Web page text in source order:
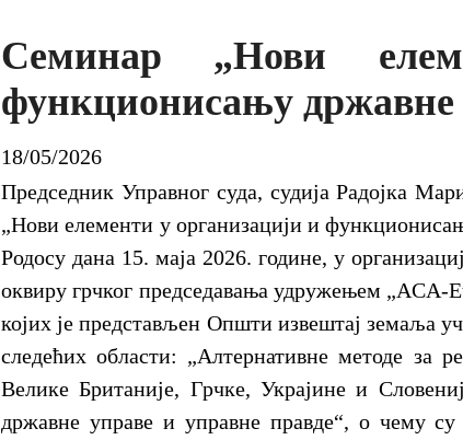
Семинар „Нови
функционисању државне
18/05/2026
Председник Управног суда, судија Радојка
„Нови елементи у организацији и
Родосу дана 15. маја 2026. године, у
оквиру грчког председавања удружењем „ACA-
којих је представљен Општи извештај земаља
следећих области: „Алтернативне методе за
Велике Британије, Грчке, Украјине и
државне управе и управне правде“, о чему